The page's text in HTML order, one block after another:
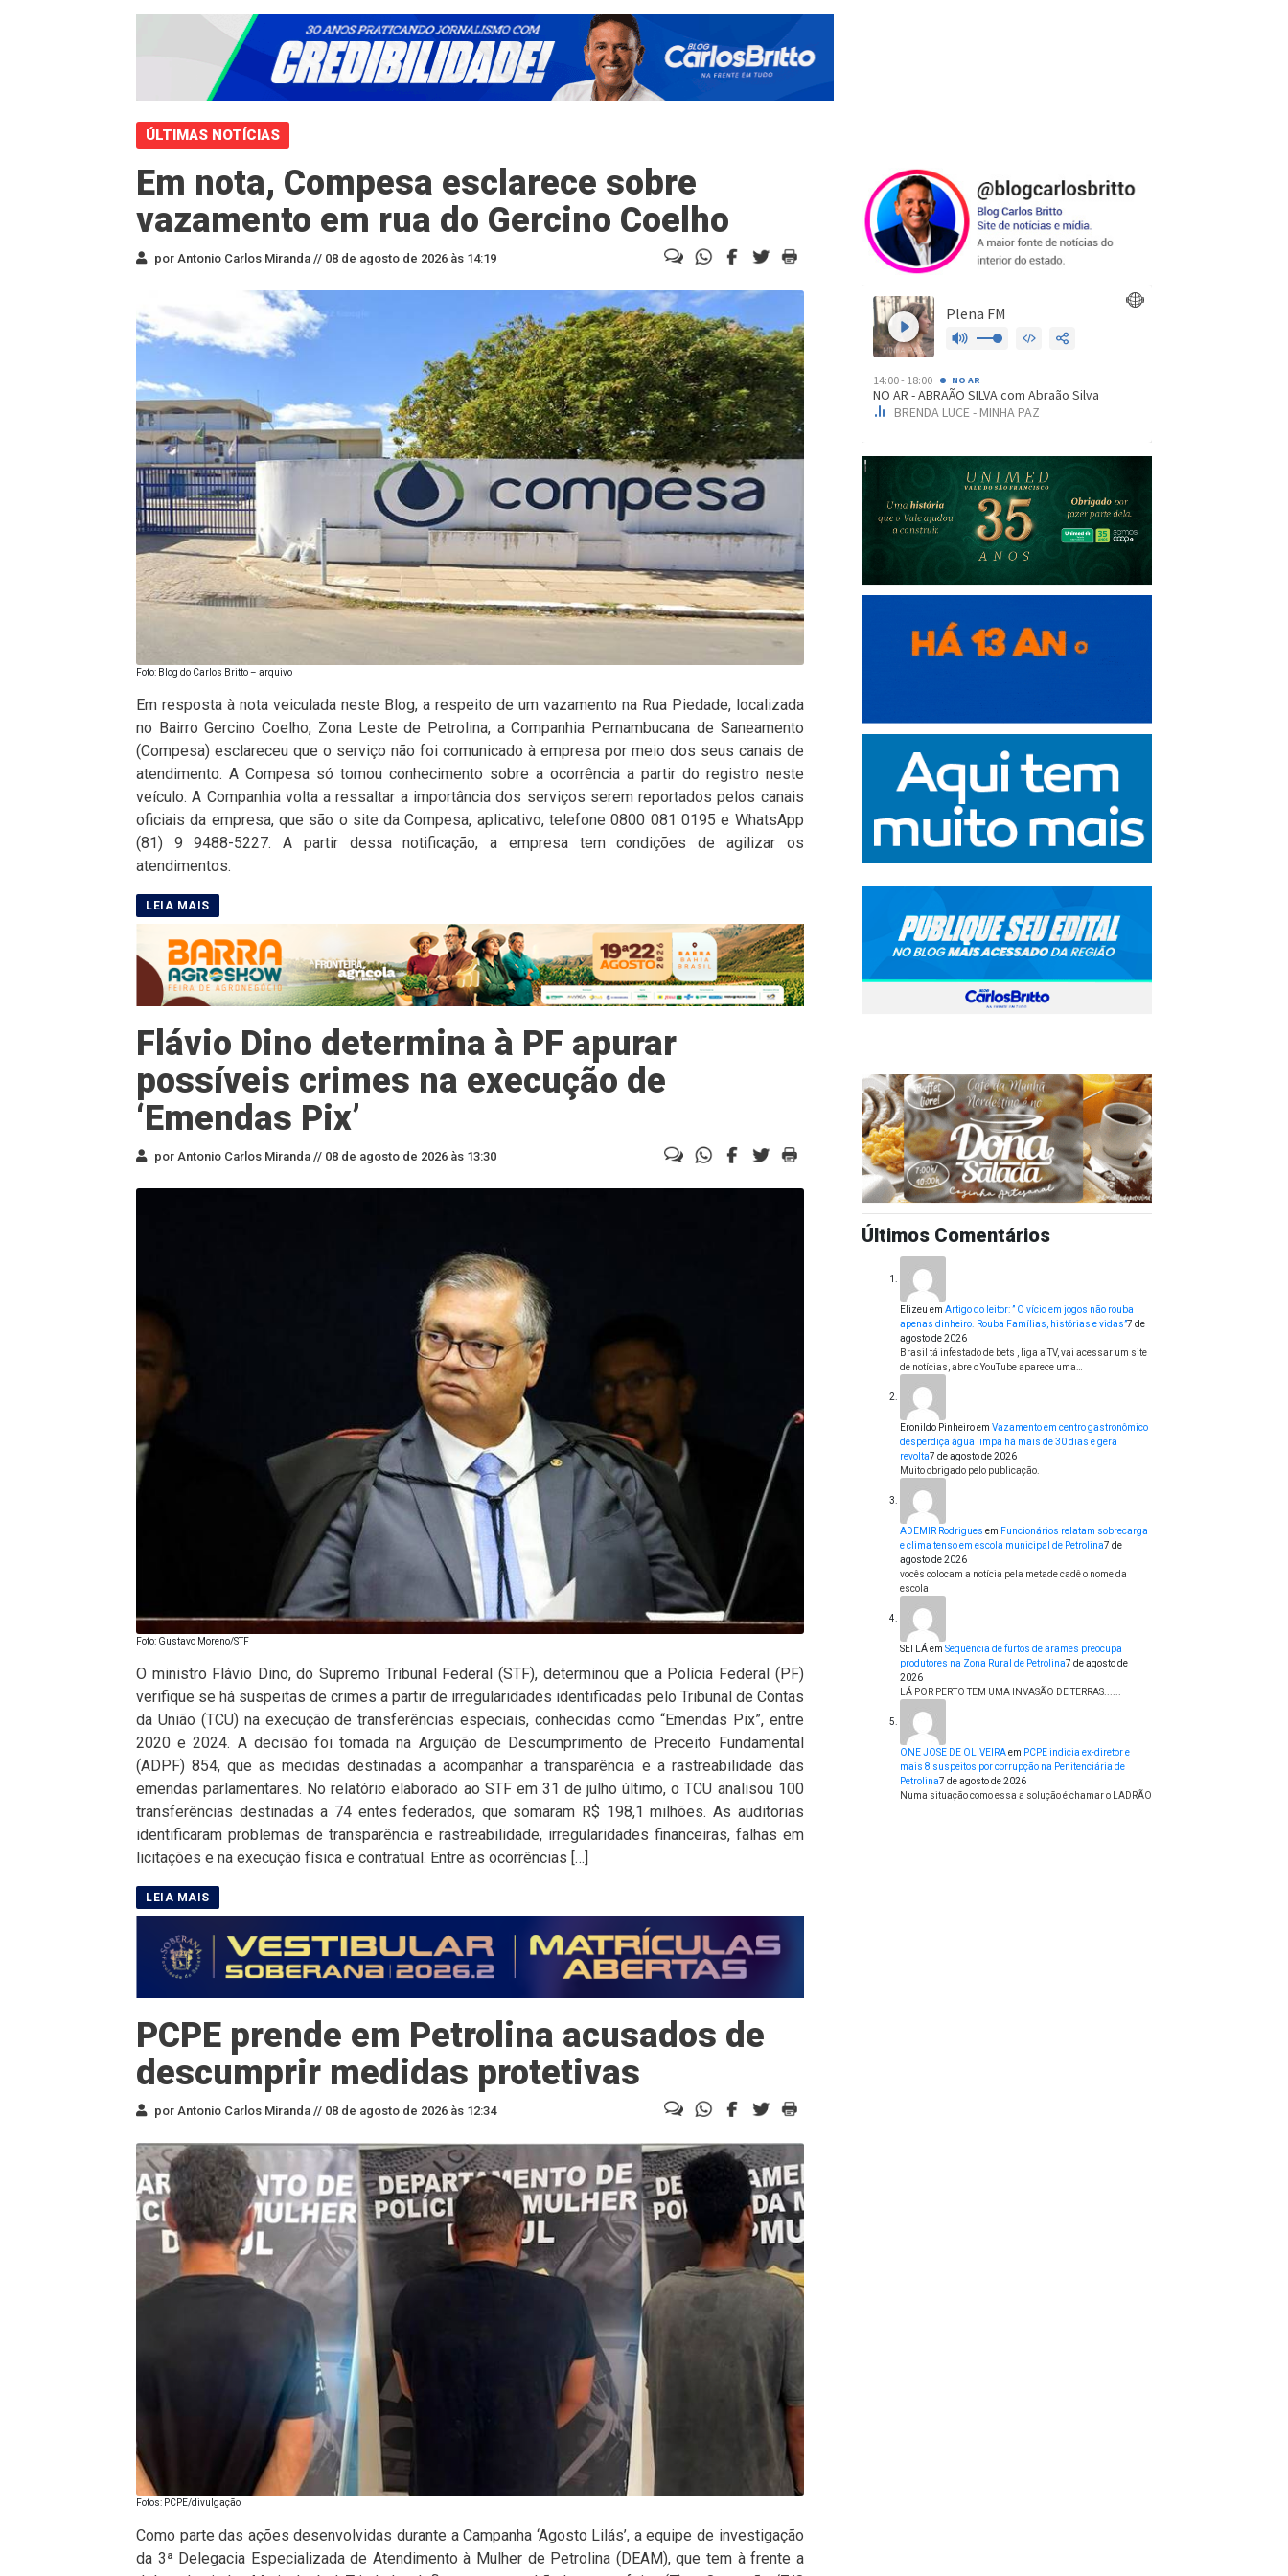
ÚLTIMAS NOTÍCIAS
Em nota, Compesa esclarece sobre
vazamento em rua do Gercino Coelho
por Antonio Carlos Miranda // 08 de agosto de 2026 às 14:19
Foto: Blog do Carlos Britto – arquivo
Em resposta à nota veiculada neste Blog, a respeito de um vazamento na Rua Piedade, localizada
no Bairro Gercino Coelho, Zona Leste de Petrolina, a Companhia Pernambucana de Saneamento
(Compesa) esclareceu que o serviço não foi comunicado à empresa por meio dos seus canais de
atendimento. A Compesa só tomou conhecimento sobre a ocorrência a partir do registro neste
veículo. A Companhia volta a ressaltar a importância dos serviços serem reportados pelos canais
oficiais da empresa, que são o site da Compesa, aplicativo, telefone 0800 081 0195 e WhatsApp
(81) 9 9488-5227. A partir dessa notificação, a empresa tem condições de agilizar os
atendimentos.
Flávio Dino determina à PF apurar
possíveis crimes na execução de
‘Emendas Pix’
por Antonio Carlos Miranda // 08 de agosto de 2026 às 13:30
Foto: Gustavo Moreno/STF
O ministro Flávio Dino, do Supremo Tribunal Federal (STF), determinou que a Polícia Federal (PF)
verifique se há suspeitas de crimes a partir de irregularidades identificadas pelo Tribunal de Contas
da União (TCU) na execução de transferências especiais, conhecidas como “Emendas Pix”, entre
2020 e 2024. A decisão foi tomada na Arguição de Descumprimento de Preceito Fundamental
(ADPF) 854, que as medidas destinadas a acompanhar a transparência e a rastreabilidade das
emendas parlamentares. No relatório elaborado ao STF em 31 de julho último, o TCU analisou 100
transferências destinadas a 74 entes federados, que somaram R$ 198,1 milhões. As auditorias
identificaram problemas de transparência e rastreabilidade, irregularidades financeiras, falhas em
licitações e na execução física e contratual. Entre as ocorrências […]
PCPE prende em Petrolina acusados de
descumprir medidas protetivas
por Antonio Carlos Miranda // 08 de agosto de 2026 às 12:34
Fotos: PCPE/divulgação
Como parte das ações desenvolvidas durante a Campanha ‘Agosto Lilás’, a equipe de investigação
da 3ª Delegacia Especializada de Atendimento à Mulher de Petrolina (DEAM), que tem à frente a
Últimos Comentários
Elizeu em Artigo do leitor: ” O vício em jogos não rouba
apenas dinheiro. Rouba Famílias, histórias e vidas”7 de
agosto de 2026
Brasil tá infestado de bets , liga a TV, vai acessar um site
de notícias, abre o YouTube aparece uma…
Eronildo Pinheiroem Vazamento em centro gastronômico
desperdiça água limpa há mais de 30 dias e gera
revolta7 de agosto de 2026
Muito obrigado pelo publicação.
ADEMIR Rodrigues em Funcionários relatam sobrecarga
e clima tenso em escola municipal de Petrolina7 de
agosto de 2026
vocês colocam a notícia pela metade cadê o nome da
escola
SEI LÁem Sequência de furtos de arames preocupa
produtores na Zona Rural de Petrolina7 de agosto de
2026
LÁ POR PERTO TEM UMA INVASÃO DE TERRAS......
ONE JOSE DE OLIVEIRAem PCPE indicia ex-diretor e
mais 8 suspeitos por corrupção na Penitenciária de
Petrolina7 de agosto de 2026
Numa situação como essa a solução é chamar o LADRÃO